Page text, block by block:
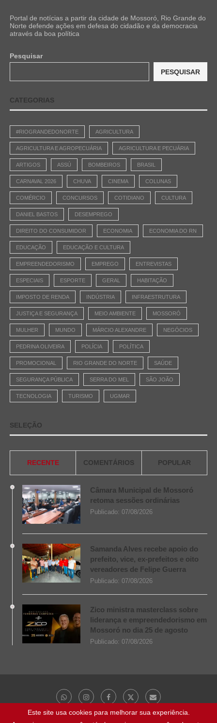
Portal de notícias a partir da cidade de Mossoró, Rio Grande do
Norte defende ações em defesa do cidadão e da democracia
através da boa política
Pesquisar
PESQUISAR
CATEGORIAS
#RIOGRANDEDONORTE AGRICULTURA
AGRICULTURA E AGROPECUÁRIA AGRICULTURA E PECUÁRIA
ARTIGOS ASSÚ BOMBEIROS BRASIL
CARNAVAL 2026 CHUVA CINEMA COLUNAS
COMÉRCIO CONCURSOS COTIDIANO CULTURA
DANIEL BASTOS DESEMPREGO
DIREITO DO CONSUMIDOR ECONOMIA ECONOMIA DO RN
EDUCAÇÃO EDUCAÇÃO E CULTURA
EMPREENDEDORISMO EMPREGO ENTREVISTAS
ESPECIAIS ESPORTE GERAL HABITAÇÃO
IMPOSTO DE RENDA INDÚSTRIA INFRAESTRUTURA
JUSTIÇA E SEGURANÇA MEIO AMBIENTE MOSSORÓ
MULHER MUNDO MÁRCIO ALEXANDRE NEGÓCIOS
PEDRINA OLIVEIRA POLÍCIA POLÍTICA
PROMOCIONAL RIO GRANDE DO NORTE SAÚDE
SEGURANÇA PÚBLICA SERRA DO MEL SÃO JOÃO
TECNOLOGIA TURISMO UGMAR
SELEÇÃO
RECENTE COMENTÁRIOS POPULAR
Câmara Municipal de Mossoró
retoma sessões ordinárias
Publicado: 07/08/2026
Samanda Alves recebe apoio do
prefeito, vice, ex-prefeitos e oito
vereadores de Felipe Guerra
Publicado: 07/08/2026
Zico ministra masterclass sobre
liderança e empreendedorismo em
Mossoró no dia 25 de agosto
Publicado: 07/08/2026
Este site usa cookies para melhorar sua experiência.